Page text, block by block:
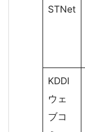
STNet
KDDI
ウェ
ブコ